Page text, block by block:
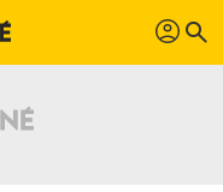
profil search